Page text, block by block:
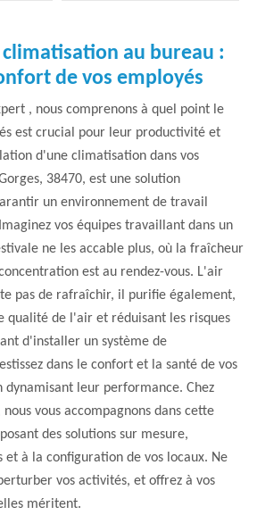
au bureau :
de vos employés
, nous comprenons à quel point le
est crucial pour leur productivité et
d'une climatisation dans vos
38470, est une solution
un environnement de travail
vos équipes travaillant dans un
ne les accable plus, où la fraîcheur
est au rendez-vous. L'air
pas de rafraîchir, il purifie également,
qualité de l'air et réduisant les risques
d'installer un système de
dans le confort et la santé de vos
leur performance. Chez
vous accompagnons dans cette
des solutions sur mesure,
et à la configuration de vos locaux. Ne
vos activités, et offrez à vos
méritent.